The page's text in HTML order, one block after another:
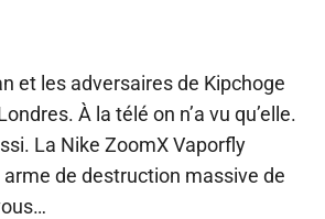
et les adversaires de Kipchoge
À la télé on n’a vu qu’elle.
La Nike ZoomX Vaporfly
arme de destruction massive de